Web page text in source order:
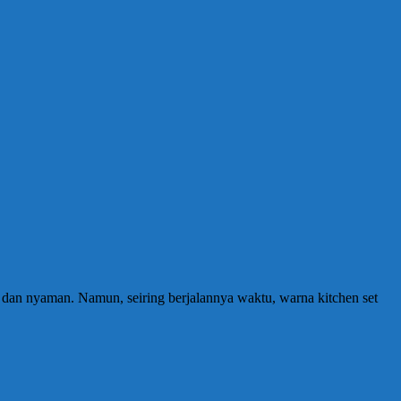
nyaman. Namun, seiring berjalannya waktu, warna kitchen set